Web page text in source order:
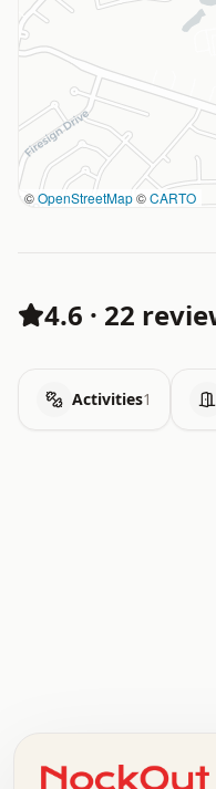
©OpenStreetMap©CARTO
4.6 · 22
Activities1
+   .   .   .   .